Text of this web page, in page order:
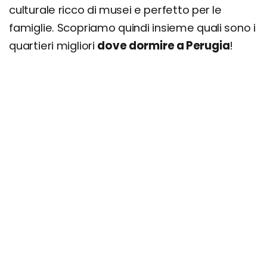
culturale ricco di musei e perfetto per le
famiglie. Scopriamo quindi insieme quali sono i
quartieri migliori dove dormire a Perugia!